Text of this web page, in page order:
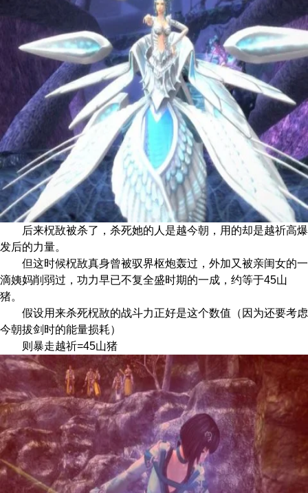
后来柷敔被杀了，杀死她的人是越今朝，用的却是越祈高爆
发后的力量。
但这时候柷敔真身曾被驭界枢炮轰过，外加又被亲闺女的一
滴姨妈削弱过，功力早已不复全盛时期的一成，约等于45山
猪。
假设用来杀死柷敔的战斗力正好是这个数值（因为还要考虑
今朝拔剑时的能量损耗）
则暴走越祈=45山猪